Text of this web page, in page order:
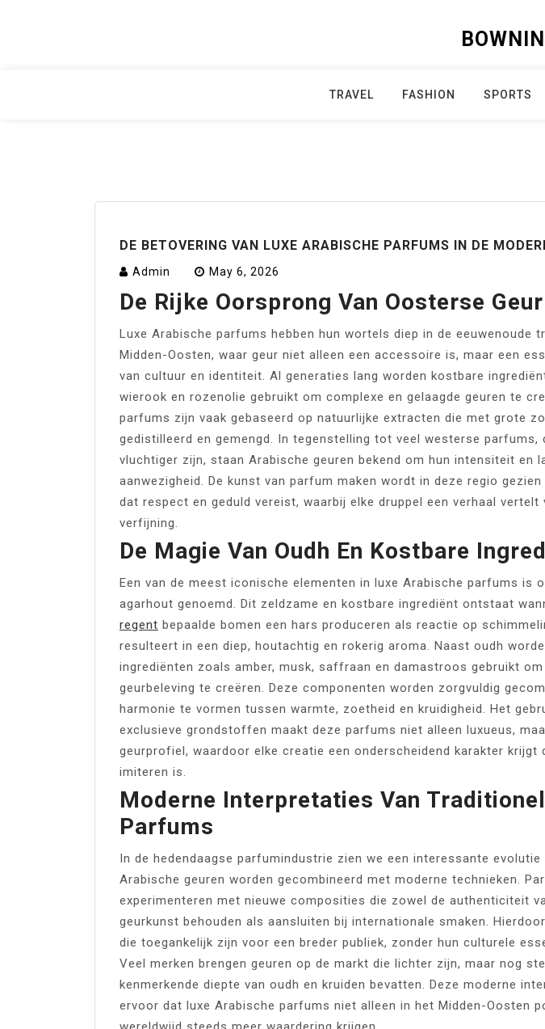
TRAVEL FASHION SPORTS
DE BETOVERING VAN LUXE ARABISCHE PARFUMS IN DE
Admin May 6, 2026
De Rijke Oorsprong Van Oosterse
Luxe Arabische parfums hebben hun wortels diep in de eeuwenoude
Midden-Oosten, waar geur niet alleen een accessoire is, maar een
van cultuur en identiteit. Al generaties lang worden kostbare
wierook en rozenolie gebruikt om complexe en gelaagde geuren te
parfums zijn vaak gebaseerd op natuurlijke extracten die met grote
gedistilleerd en gemengd. In tegenstelling tot veel westerse parfums,
vluchtiger zijn, staan Arabische geuren bekend om hun intensiteit en
aanwezigheid. De kunst van parfum maken wordt in deze regio
dat respect en geduld vereist, waarbij elke druppel een verhaal vertelt
verfijning.
De Magie Van Oudh En Kostbare
Een van de meest iconische elementen in luxe Arabische parfums is
agarhout genoemd. Dit zeldzame en kostbare ingrediënt ontstaat
regent bepaalde bomen een hars produceren als reactie op
resulteert in een diep, houtachtig en rokerig aroma. Naast oudh
ingrediënten zoals amber, musk, saffraan en damastroos gebruikt om
geurbeleving te creëren. Deze componenten worden zorgvuldig
harmonie te vormen tussen warmte, zoetheid en kruidigheid. Het
exclusieve grondstoffen maakt deze parfums niet alleen luxueus,
geurprofiel, waardoor elke creatie een onderscheidend karakter krijgt
imiteren is.
Moderne Interpretaties Van
Parfums
In de hedendaagse parfumindustrie zien we een interessante
Arabische geuren worden gecombineerd met moderne technieken.
experimenteren met nieuwe composities die zowel de authenticiteit
geurkunst behouden als aansluiten bij internationale smaken.
die toegankelijk zijn voor een breder publiek, zonder hun culturele
Veel merken brengen geuren op de markt die lichter zijn, maar nog
kenmerkende diepte van oudh en kruiden bevatten. Deze moderne
ervoor dat luxe Arabische parfums niet alleen in het Midden-Oosten